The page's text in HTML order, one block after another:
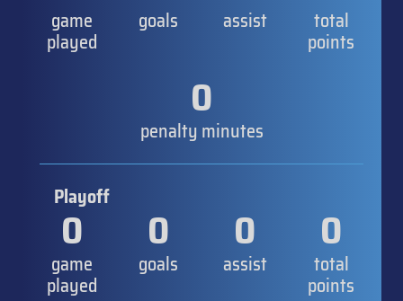
game
played
goals assist total
points
0
penalty minutes
Playoff
0
game
played
0
goals
0
assist
0
total
points